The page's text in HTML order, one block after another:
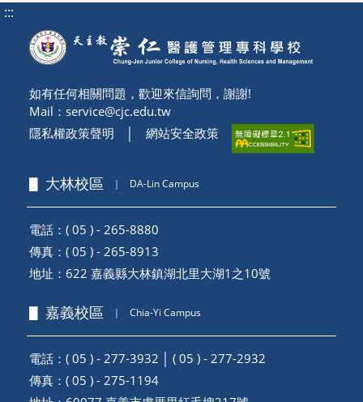
:::
如有任何相關問題，歡迎來信詢問，謝謝!
Mail： service@cjc.edu.tw
隱私權政策聲明
網站安全政策
▋ 大林校區 ｜ DA-Lin Campus
電話：( 05 ) - 265-8880
傳真：( 05 ) - 265-8913
地址： 622 嘉義縣大林鎮湖北里大湖1之10號
▋ 嘉義校區 ｜ Chia-Yi Campus
電話：( 05 ) - 277-3932 │ ( 05 ) - 277-2932
傳真：( 05 ) - 275-1194